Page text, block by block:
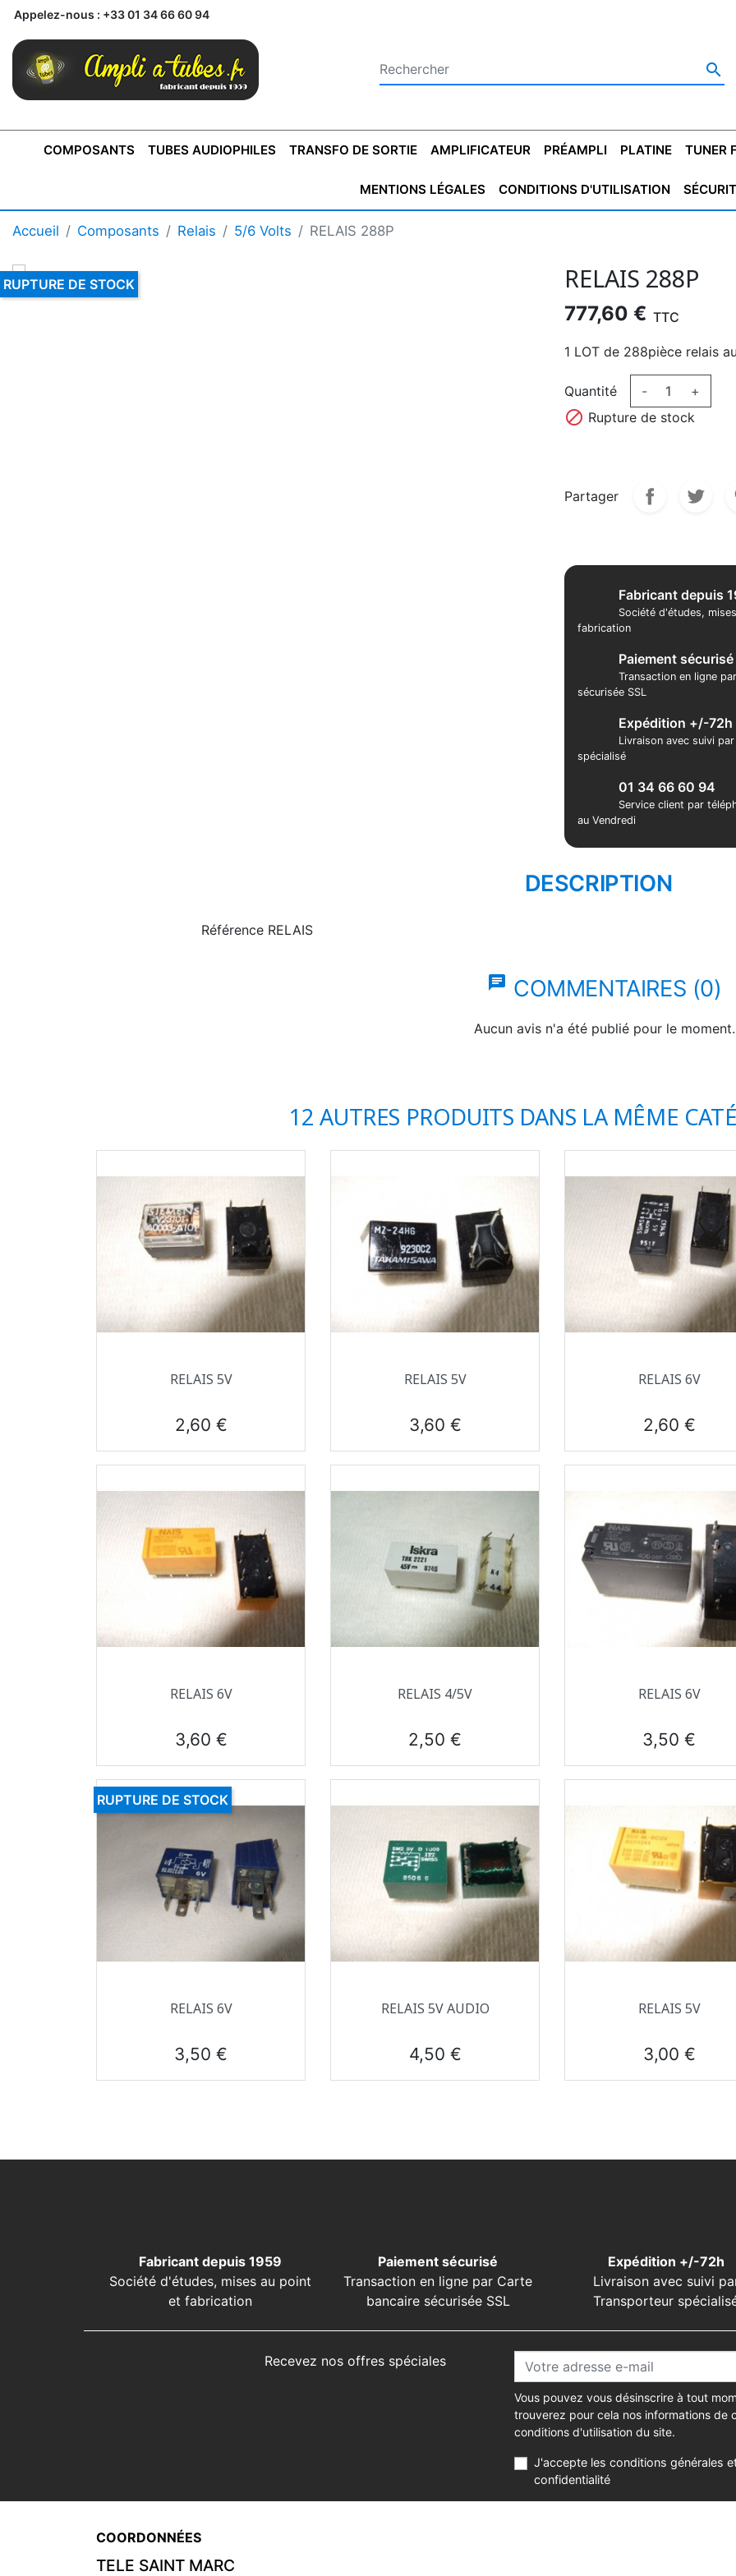
Appelez-nous : +33 01 34 66 60 94

COMPOSANTS
BONTONS
AXE 4MM
BONTONS
AXE 6MM
COFFRET
COFFRET
POUR
CONDENSATEUR
TUBES AUDIOPHILES TRANSFO DE SORTIE
TRANSFORMATEUR DE SORTIE DE
CLASSE "A" SINGLE
TRANSFORMATEUR DE SORTIE
TYPE PUSH PULL
AMPLIFICATEUR
AMPLI MONO AMPLI STÉRÉO
PRÉAMPLI PLATINE TUNER
AMPLIFICATEURS LECTEURS CD PRÉAMPLI AVEC TUNER PLATINES VINYLES
SUPRAVOX FERTIN
MENTIONS LÉGALES CONDITIONS D'UTILISATION
Accueil Composants Relais 5/6 Volts RELAIS 288P
RUPTURE DE STOCK RELAIS 288P
777,60 € TTC
1 LOT de 288pièce relais
Quantité - +
 Rupture de stock
Partager
Fabricant depuis
Société d'études,
fabrication
Paiement sécurisé
Transaction en ligne
sécurisée SSL
Expédition +/-72h
Livraison avec suivi
spécialisé
01 34 66 60 94
Service client par
au Vendredi
DESCRIPTION
Référence RELAIS
chat COMMENTAIRES (0)
Aucun avis n'a été publié pour le moment.
12 AUTRES PRODUITS DANS LA MÊME
Aperçu rapide
RELAIS 5V
Prix
2,60 €
Aperçu rapide
RELAIS 5V
Prix
3,60 €
Aperçu rapide
RELAIS 6V
Prix
2,60 €
Aperçu rapide
RELAIS 6V
Prix
3,60 €
Aperçu rapide
RELAIS 4/5V
Prix
2,50 €
Aperçu rapide
RELAIS 6V
Prix
3,50 €
Aperçu rapide
RELAIS 6V
Prix
3,50 €
RUPTURE DE STOCK
 Aperçu rapide
RELAIS 5V AUDIO
Prix
4,50 €
Aperçu rapide
RELAIS 5V
Prix
3,00 €
Fabricant depuis 1959
Société d'études, mises au point
et fabrication
Paiement sécurisé
Transaction en ligne par Carte
bancaire sécurisée SSL
Expédition +/-72h
Livraison avec suivi
Transporteur
Recevez nos offres spéciales
Vous pouvez vous désinscrire à tout
trouverez pour cela nos informations de
conditions d'utilisation du site.
J'accepte les conditions générales
confidentialité
COORDONNÉES
TELE SAINT MARC